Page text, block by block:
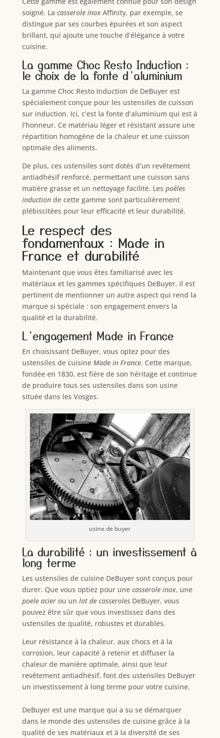
soigné. La casserole inoxAffinity, par exemple, se
distingue par ses courbes épurées et son aspect
brillant, qui ajoute une touche d’élégance à votre
cuisine.
La gamme Choc Resto Induction :
le choix de la fonte d’aluminium
La gamme Choc Resto Induction de DeBuyer est
spécialement conçue pour les ustensiles de cuisson
sur induction. Ici, c’est la fonte d’aluminium qui est à
l’honneur. Ce matériau léger et résistant assure une
répartition homogène de la chaleur et une cuisson
optimale des aliments.
De plus, ces ustensiles sont dotés d’un revêtement
antiadhésif renforcé, permettant une cuisson sans
matière grasse et un nettoyage facilité. Les poêles
inductionde cette gamme sont particulièrement
plébiscitées pour leur efficacité et leur durabilité.
Le respect des
fondamentaux : Made in
France et durabilité
Maintenant que vous êtes familiarisé avec les
matériaux et les gammes spécifiques DeBuyer, il est
pertinent de mentionner un autre aspect qui rend la
marque si spéciale : son engagement envers la
qualité et la durabilité.
L’engagement Made in France
En choisissant DeBuyer, vous optez pour des
ustensiles de cuisine Made in France. Cette marque,
fondée en 1830, est fière de son héritage et continue
de produire tous ses ustensiles dans son usine
située dans les Vosges.
usine de buyer
La durabilité : un investissement à
long terme
Les ustensiles de cuisine DeBuyer sont conçus pour
durer. Que vous optiez pour une casserole inox, une
poele acierou un lot de casserolesDeBuyer, vous
pouvez être sûr que vous investissez dans des
ustensiles de qualité, robustes et durables.
Leur résistance à la chaleur, aux chocs et à la
corrosion, leur capacité à retenir et diffuser la
chaleur de manière optimale, ainsi que leur
revêtement antiadhésif, font des ustensiles DeBuyer
un investissement à long terme pour votre cuisine.
DeBuyer est une marque qui a su se démarquer
dans le monde des ustensiles de cuisine grâce à la
qualité de ses matériaux et à la diversité de ses